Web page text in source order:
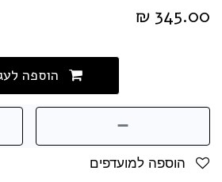
₪
הוספה לעגלה
הוספה למועדפים